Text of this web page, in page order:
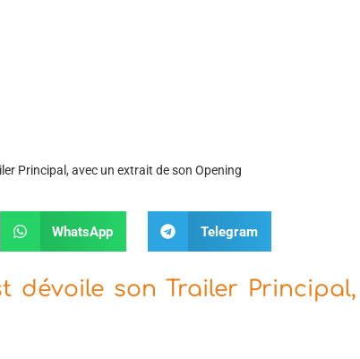
Principal, avec un extrait de son Opening
WhatsApp Telegram
dévoile son Trailer Principal,